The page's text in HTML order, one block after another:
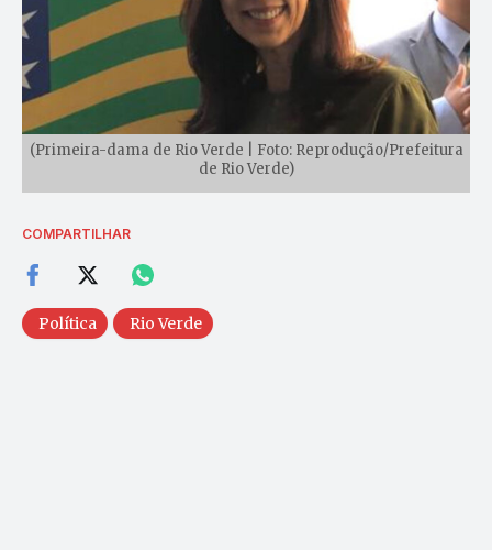
(Primeira-dama de Rio Verde | Foto: Reprodução/Prefeitura
de Rio Verde)
COMPARTILHAR
Política Rio Verde